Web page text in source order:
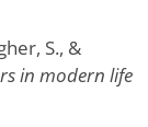
S., &
in modern life